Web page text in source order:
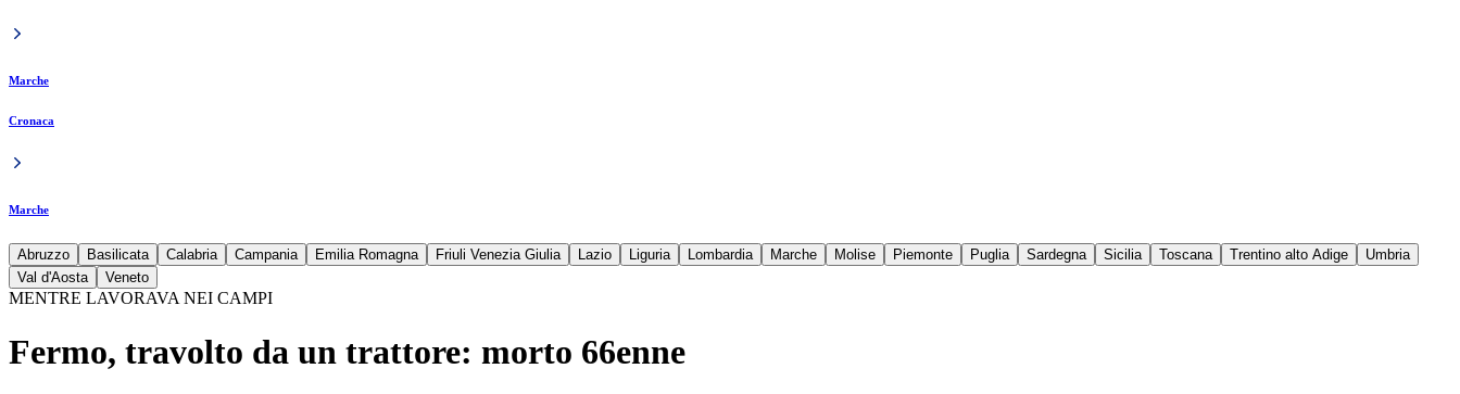
Marche
Cronaca
Marche
Abruzzo Basilicata Calabria Campania Emilia Romagna Friuli Venezia Giulia Lazio Liguria Lombardia Marche Molise Piemonte Puglia Sardegna Sicilia Toscana Trentino alto Adige
Umbria
Val d'Aosta
Veneto
MENTRE LAVORAVA NEI CAMPI
Fermo, travolto da un trattore: morto 66enne